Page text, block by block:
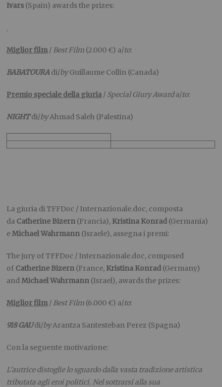
Ivars (Spain) awards the prizes:
Miglior film/ Best Film (2.000 €) a/to:
BABATOURAdi/byGuillaume Collin (Canada)
Premio speciale della giuria / Special Giury Awarda/to:
NIGHTdi/byAhmad Saleh (Palestina)
La giuria di TFFDoc / Internazionale.doc, composta
da Catherine Bizern (Francia), Kristina Konrad (Germania)
eMichael Wahrmann (Israele), assegna i premi:
The jury of TFFDoc / Internazionale.doc, composed
of Catherine Bizern (France, Kristina Konrad (Germany)
andMichael Wahrmann (Israel), awards the prizes:
Miglior film/ Best Film (6.000 €) a/to:
918 GAUdi/byArantza Santesteban Perez (Spagna)
Con la seguente motivazione:
L’autrice distoglie lo sguardo dalla vasta tradizione artistica
tributata agli eroi politici. Nel sottrarsi alla sua